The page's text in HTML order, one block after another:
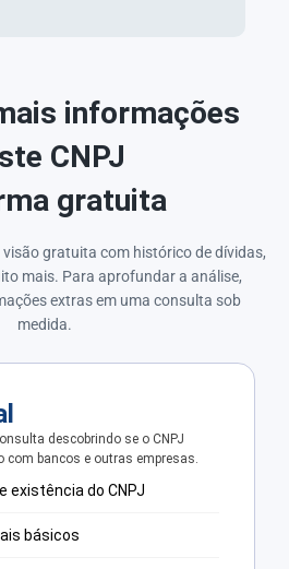
informações
CNPJ
gratuita
visão gratuita com histórico de dívidas,
mais. Para aprofundar a análise,
extras em uma consulta sob
medida.
descobrindo se o CNPJ
bancos e outras empresas.
existência do CNPJ
básicos